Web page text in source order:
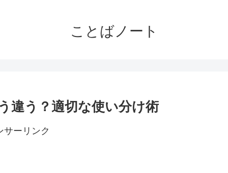
ことばノート
違う？適切な使い分け術
サーリンク